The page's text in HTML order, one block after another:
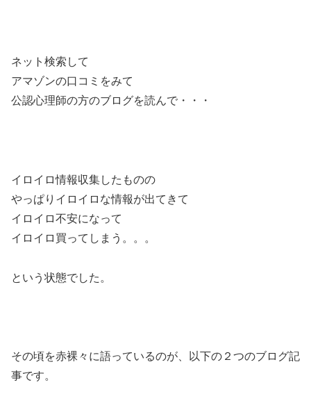
ネット検索して
アマゾンの口コミをみて
公認心理師の方のブログを読んで・・・
イロイロ情報収集したものの
やっぱりイロイロな情報が出てきて
イロイロ不安になって
イロイロ買ってしまう。。。
という状態でした。
その頃を赤裸々に語っているのが、以下の２つのブログ記
事です。